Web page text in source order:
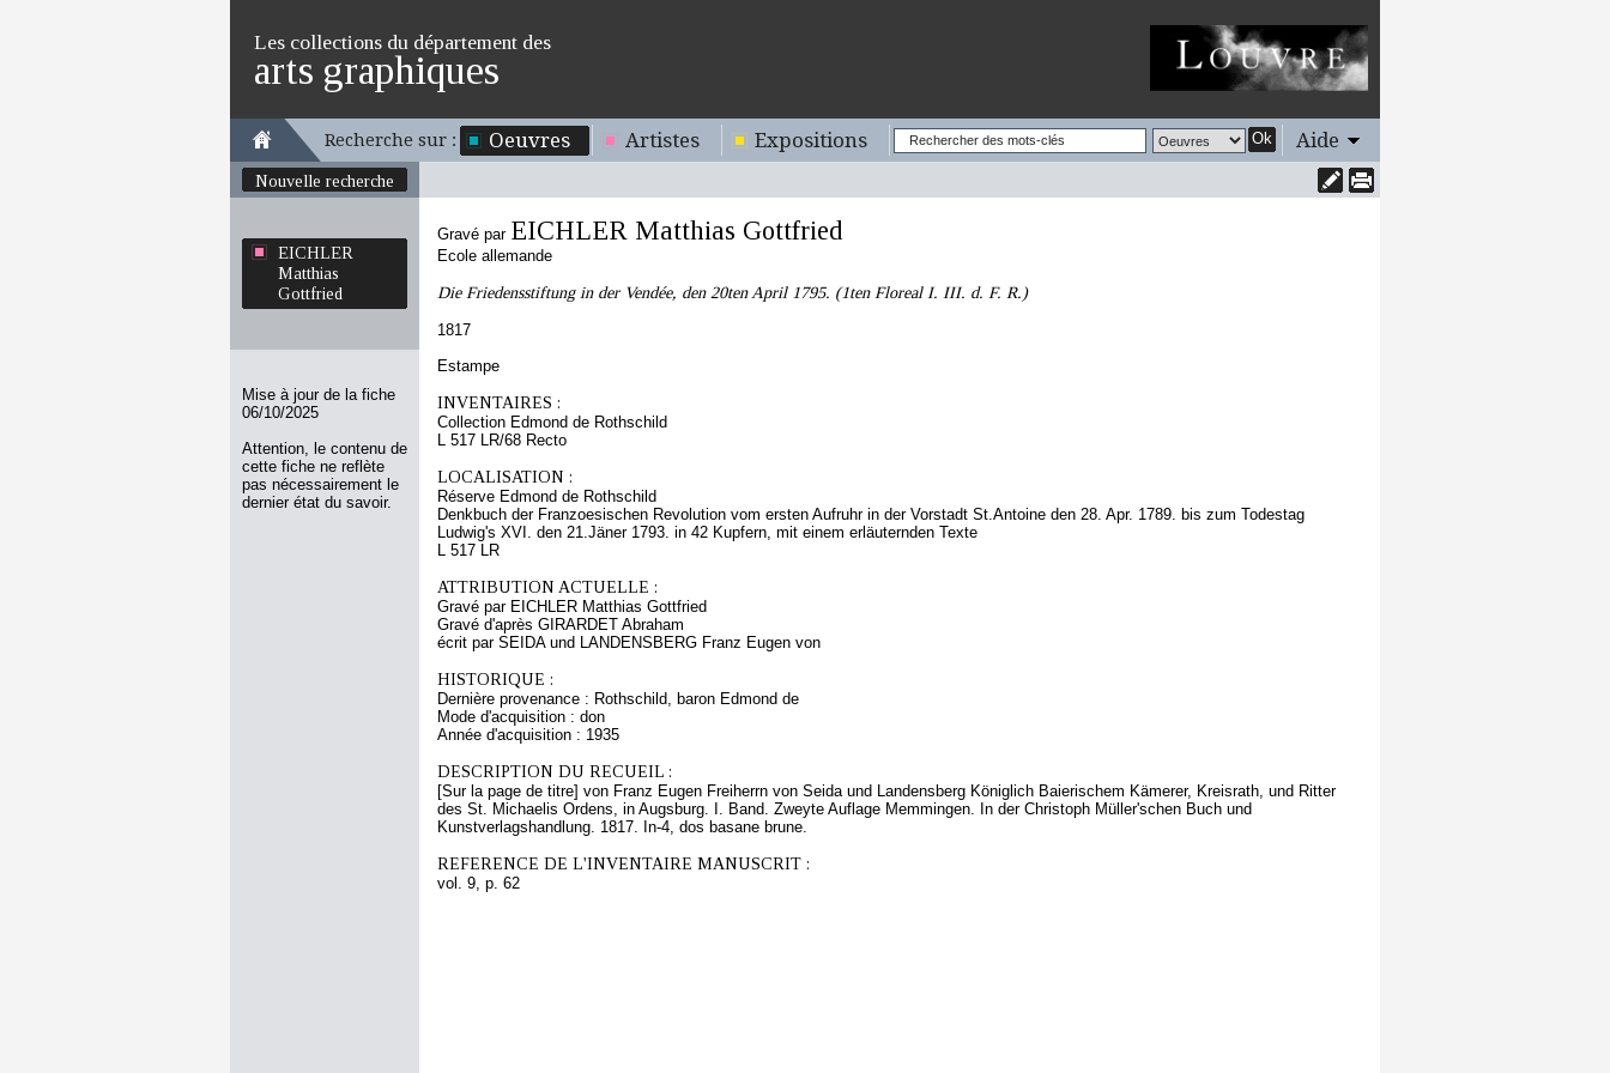
Les collections du département des
arts graphiques
Recherche sur : Oeuvres Artistes Expositions Ok Aide
Nouvelle recherche
EICHLER
Matthias
Gottfried
Mise à jour de la fiche
06/10/2025
Attention, le contenu de
cette fiche ne reflète
pas nécessairement le
dernier état du savoir.
Gravé par EICHLER Matthias Gottfried
Ecole allemande
Die Friedensstiftung in der Vendée, den 20ten April 1795. (1ten Floreal I. III. d. F. R.)
1817
Estampe
INVENTAIRES :
Collection Edmond de Rothschild
L 517 LR/68 Recto
LOCALISATION :
Réserve Edmond de Rothschild
Denkbuch der Franzoesischen Revolution vom ersten Aufruhr in der Vorstadt St.Antoine den 28. Apr. 1789. bis zum Todestag
Ludwig's XVI. den 21.Jäner 1793. in 42 Kupfern, mit einem erläuternden Texte
L 517 LR
ATTRIBUTION ACTUELLE :
Gravé par EICHLER Matthias Gottfried
Gravé d'après GIRARDET Abraham
écrit par SEIDA und LANDENSBERG Franz Eugen von
HISTORIQUE :
Dernière provenance : Rothschild, baron Edmond de
Mode d'acquisition : don
Année d'acquisition : 1935
DESCRIPTION DU RECUEIL :
[Sur la page de titre] von Franz Eugen Freiherrn von Seida und Landensberg Königlich Baierischem Kämerer, Kreisrath, und Ritter
des St. Michaelis Ordens, in Augsburg. I. Band. Zweyte Auflage Memmingen. In der Christoph Müller'schen Buch und
Kunstverlagshandlung. 1817. In-4, dos basane brune.
REFERENCE DE L'INVENTAIRE MANUSCRIT :
vol. 9, p. 62